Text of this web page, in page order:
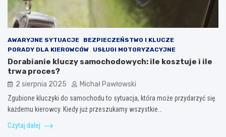
AWARYJNE SYTUACJE
BEZPIECZEŃSTWO I KLUCZE
PORADY DLA KIEROWCÓW
USŁUGI MOTORYZACYJNE
Dorabianie kluczy samochodowych: ile kosztuje i ile
trwa proces?
2 sierpnia 2025 Michał Pawłowski
Zgubione kluczyki do samochodu to sytuacja, która może przydarzyć się
każdemu kierowcy. Kiedy już przeszukamy wszystkie…
Czytaj dalej